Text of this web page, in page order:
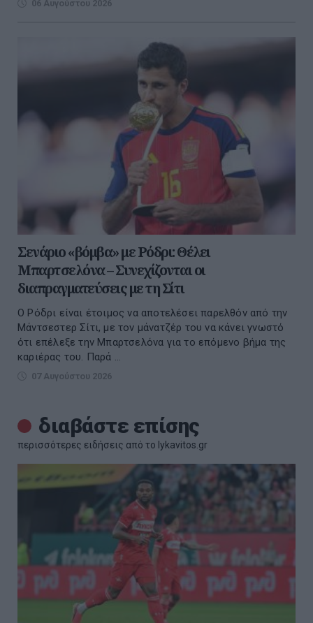
06 Αυγούστου 2026
Σενάριο «βόμβα» με Ρόδρι: Θέλει
Μπαρτσελόνα – Συνεχίζονται οι
διαπραγματεύσεις με τη Σίτι
Ο Ρόδρι είναι έτοιμος να αποτελέσει παρελθόν από την
Μάντσεστερ Σίτι, με τον μάνατζέρ του να κάνει γνωστό
ότι επέλεξε την Μπαρτσελόνα για το επόμενο βήμα της
καριέρας του. Παρά ...
07 Αυγούστου 2026
διαβάστε επίσης
περισσότερες ειδήσεις από το lykavitos.gr